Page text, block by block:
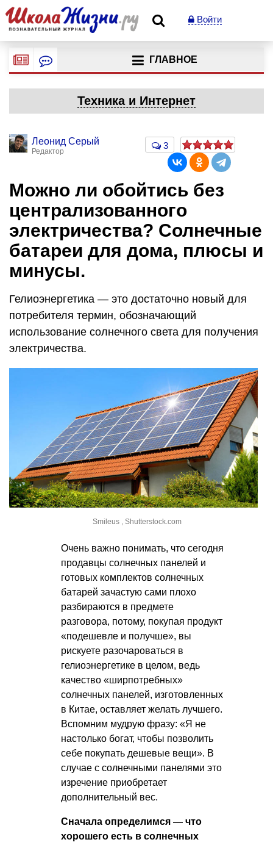
Войти
ГЛАВНОЕ
Техника и Интернет
Леонид Серый
Редактор
3
Можно ли обойтись без
централизованного
электричества? Солнечные
батареи для дома, плюсы и
минусы.
Гелиоэнергетика — это достаточно новый для
потребителя термин, обозначающий
использование солнечного света для получения
электричества.
Smileus , Shutterstock.com
Очень важно понимать, что сегодня
продавцы солнечных панелей и
готовых комплектов солнечных
батарей зачастую сами плохо
разбираются в предмете
разговора, потому, покупая продукт
«подешевле и получше», вы
рискуете разочароваться в
гелиоэнергетике в целом, ведь
качество «ширпотребных»
солнечных панелей, изготовленных
в Китае, оставляет желать лучшего.
Вспомним мудрую фразу: «Я не
настолько богат, чтобы позволить
себе покупать дешевые вещи». В
случае с солнечными панелями это
изречение приобретает
дополнительный вес.
Сначала определимся — что
хорошего есть в солнечных